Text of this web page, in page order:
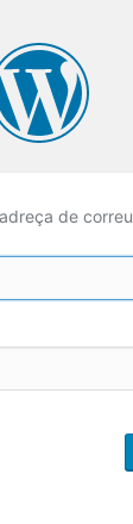
de correu